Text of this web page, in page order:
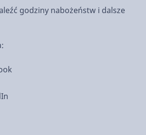
godziny nabożeństw i dalsze